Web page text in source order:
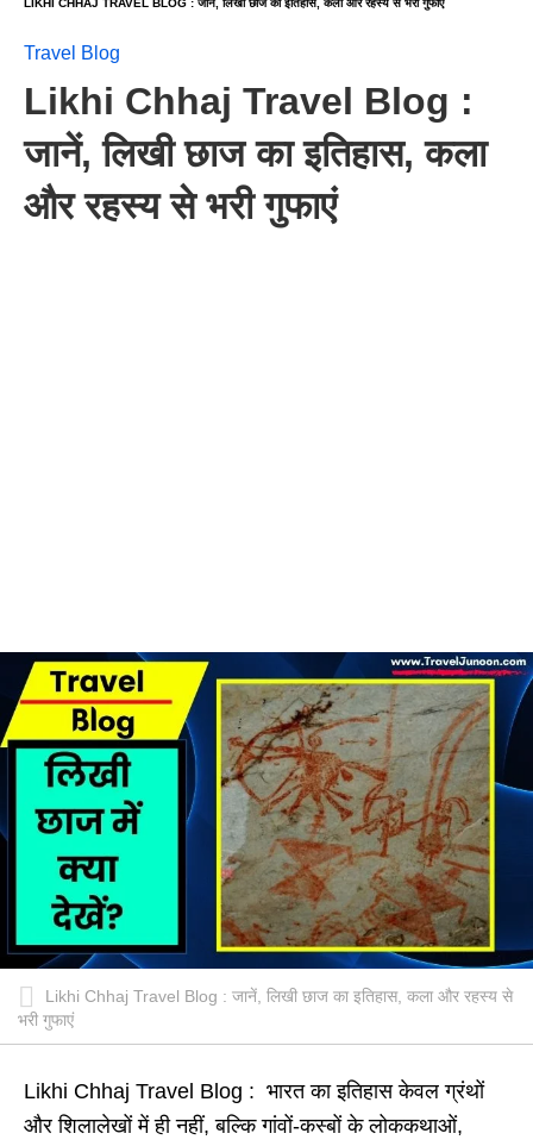
LIKHI CHHAJ TRAVEL BLOG : जानें, लिखी छाज का इतिहास, कला और रहस्य से भरी गुफाएं
Travel Blog
Likhi Chhaj Travel Blog :
जानें, लिखी छाज का इतिहास, कला
और रहस्य से भरी गुफाएं
Likhi Chhaj Travel Blog : जानें, लिखी छाज का इतिहास, कला और रहस्य से
भरी गुफाएं
Likhi Chhaj Travel Blog : भारत का इतिहास केवल ग्रंथों
और शिलालेखों में ही नहीं, बल्कि गांवों-कस्बों के लोककथाओं,